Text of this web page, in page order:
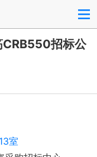
CRB550招标公
室